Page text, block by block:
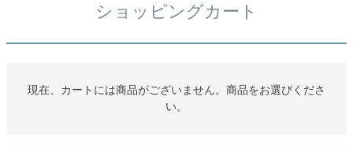
ショッピングカート
現在、カートには商品がございません。商品をお選びくださ
い。